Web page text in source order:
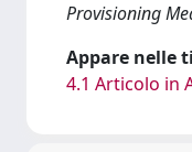
Provisioning
Appare nelle
4.1 Articolo in